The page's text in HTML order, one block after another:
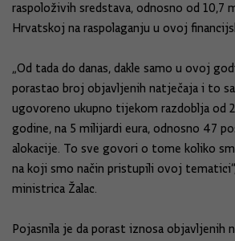
raspoloživih sredstava, odnosno od 10,7
Hrvatskoj na raspolaganju u ovoj
„Od tada do danas, dakle samo u ovoj
porastao broj objavljenih natječaja i to
ugovoreno ukupno tijekom razdoblja od
godine, na 5 milijardi eura, odnosno 47
alokacije. To sve govori o tome koliko
na koji smo način pristupili ovoj
ministrica Žalac.
Pojasnila je da porast iznosa objavljenih